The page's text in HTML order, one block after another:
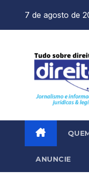
7 de agosto de
ANUNCIE